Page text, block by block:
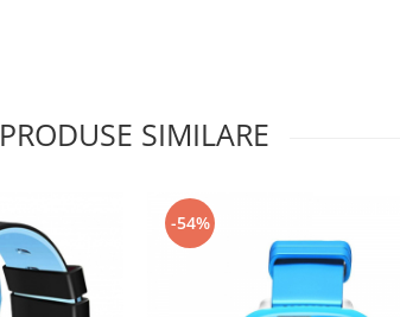
PRODUSE SIMILARE
-54%